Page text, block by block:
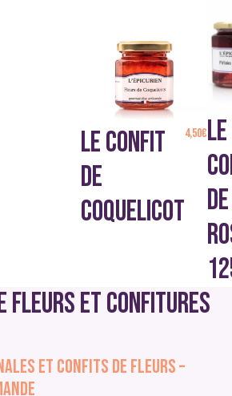
LE CONFIT
DE
COQUELICOT
4,50€LE
DE
fleurs et confitures
et confits de fleurs –